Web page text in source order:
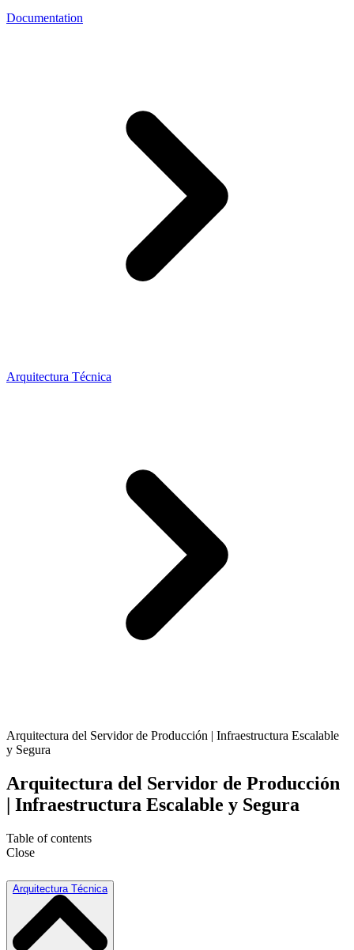
Documentation
Arquitectura Técnica
Arquitectura del Servidor de Producción | Infraestructura Escalable
y Segura
Arquitectura del Servidor de Producción
| Infraestructura Escalable y Segura
Table of contents
Close
Arquitectura Técnica